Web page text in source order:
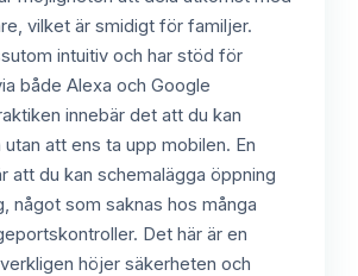
vilket är smidigt för familjer.
intuitiv och har stöd för
både Alexa och Google
innebär det att du kan
att ens ta upp mobilen. En
att du kan schemalägga öppning
något som saknas hos många
Det här är en
höjer säkerheten och